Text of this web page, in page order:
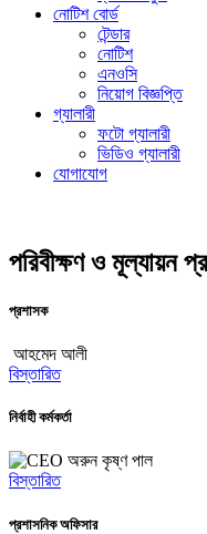
নোটিশ বোর্ড
টেন্ডার
নোটিশ
এনওসি
নিয়োগ বিজ্ঞপ্তি
গ্যালারী
ফটো গ্যালারী
ভিডিও গ্যালারী
যোগাযোগ
পরিবীক্ষণ ও মূল্যায়ন
প্রশাসক
আহমেদ আলী
বিস্তারিত
নির্বাহী কর্মকর্তা
অরুন কৃষ্ণ পাল
বিস্তারিত
প্রশাসনিক অফিসার